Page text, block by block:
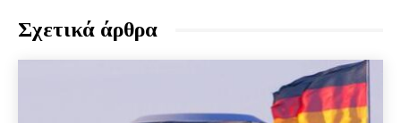
Σχετικά άρθρα